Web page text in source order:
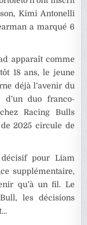
Kimi Antonelli
a marqué 6
apparaît comme
18 ans, le jeune
déjà l’avenir du
d’un duo franco-
Racing Bulls
2025 circule de
pour Liam
supplémentaire,
qu’à un fil. Le
les décisions